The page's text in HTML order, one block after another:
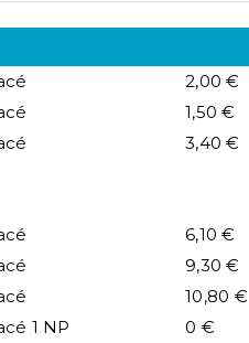
2,00 €
1,50 €
3,40 €
6,10 €
9,30 €
10,80 €
1 NP
0 €